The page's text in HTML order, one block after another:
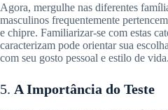
Agora, mergulhe nas diferentes
masculinos frequentemente
e chipre. Familiarizar-se com estas
caracterizam pode orientar sua
com seu gosto pessoal e estilo de vida.
5. A Importância do Teste